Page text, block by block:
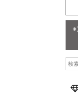
※